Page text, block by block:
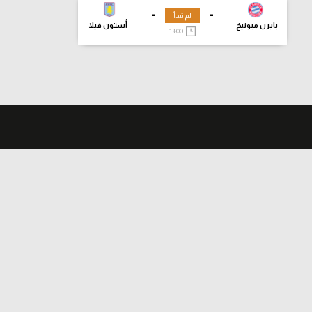
-
بايرن ميونيخ
-
أستون فيلا
لم تبدأ